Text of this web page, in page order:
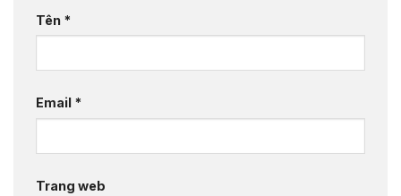
Tên *
Email *
Trang web